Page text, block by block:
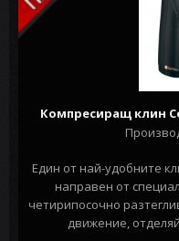
Компресиращ клин
Един от най-удобните
направен от
четирипосочно
движение,